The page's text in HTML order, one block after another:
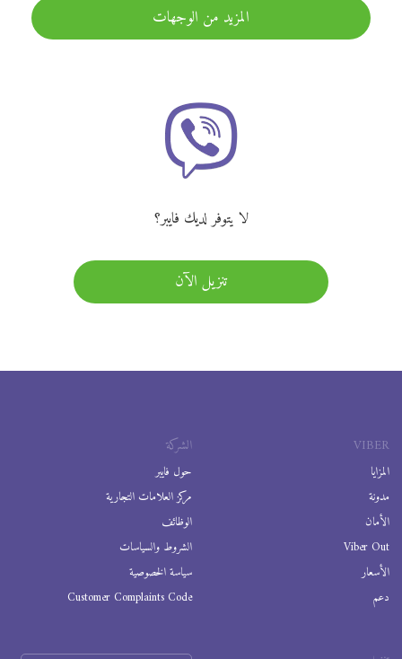
المزيد من الوجهات
لا يتوفر لديك فايبر؟
تنزيل الآن
VIBER
المزايا
مدونة
الأمان
Viber Out
الأسعار
دعم
الشركة
حول فايبر
مركز العلامات التجارية
الوظائف
الشروط والسياسات
سياسة الخصوصية
Customer Complaints Code